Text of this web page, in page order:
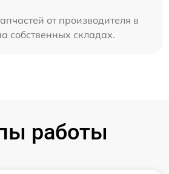
от производителя в
собственных складах.
работы